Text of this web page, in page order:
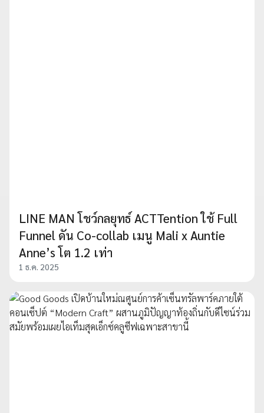
LINE MAN โชว์กลยุทธ์ ACTTention ใช้ Full
Funnel ดัน Co-collab เมนู Mali x Auntie
Anne’s โต 1.2 เท่า
1 ธ.ค. 2025